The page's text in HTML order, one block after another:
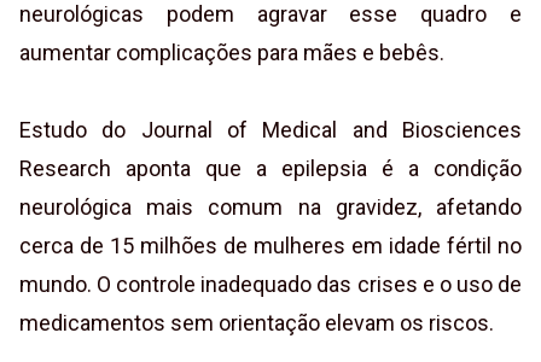
neurológicas podem agravar esse quadro e
aumentar complicações para mães e bebês.
Estudo do Journal of Medical and Biosciences
Research aponta que a epilepsia é a condição
neurológica mais comum na gravidez, afetando
cerca de 15 milhões de mulheres em idade fértil no
mundo. O controle inadequado das crises e o uso de
medicamentos sem orientação elevam os riscos.